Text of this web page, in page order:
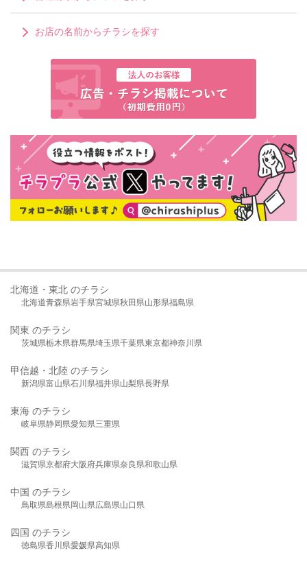
お店の名前からチラシを探す
北海道・東北 のチラシ
北海道青森県岩手県宮城県秋田県山形県福島県
関東 のチラシ
茨城県栃木県群馬県埼玉県千葉県東京都神奈川県
甲信越・北陸 のチラシ
新潟県富山県石川県福井県山梨県長野県
東海 のチラシ
岐阜県静岡県愛知県三重県
関西 のチラシ
滋賀県京都府大阪府兵庫県奈良県和歌山県
中国 のチラシ
鳥取県島根県岡山県広島県山口県
四国 のチラシ
徳島県香川県愛媛県高知県